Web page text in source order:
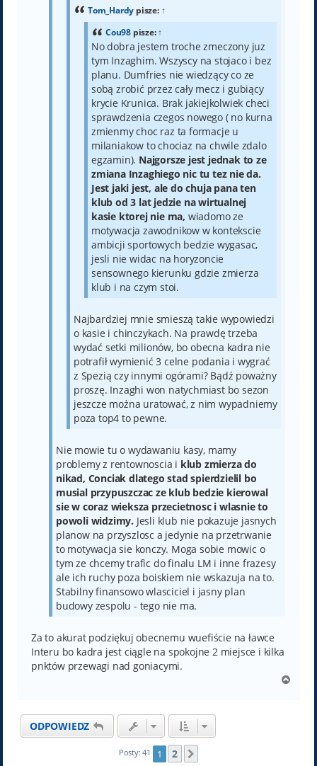
Tom_Hardy pisze: ↑
Cou98pisze:↑
No dobra jestem troche zmeczony juz
tym Inzaghim. Wszyscy na stojaco i bez
planu. Dumfries nie wiedzący co ze
sobą zrobić przez cały mecz i gubiący
krycie Krunica. Brak jakiejkolwiek checi
sprawdzenia czegos nowego ( no kurna
zmienmy choc raz ta formacje u
milaniakow to chociaz na chwile zdalo
egzamin). Najgorsze jest jednak to ze
zmiana Inzaghiego nic tu tez nie da.
Jest jaki jest, ale do chuja pana ten
klub od 3 lat jedzie na wirtualnej
kasie ktorej nie ma, wiadomo ze
motywacja zawodnikow w kontekscie
ambicji sportowych bedzie wygasac,
jesli nie widac na horyzoncie
sensownego kierunku gdzie zmierza
klub i na czym stoi.
Najbardziej mnie smieszą takie wypowiedzi
o kasie i chinczykach. Na prawdę trzeba
wydać setki milionów, bo obecna kadra nie
potrafił wymienić 3 celne podania i wygrać
z Spezią czy innymi ogórami? Bądź poważny
proszę. Inzaghi won natychmiast bo sezon
jeszcze można uratować, z nim wypadniemy
poza top4 to pewne.
Nie mowie tu o wydawaniu kasy, mamy
problemy z rentownoscia i klub zmierza do
nikad, Conciak dlatego stad spierdzielil bo
musial przypuszczac ze klub bedzie kierowal
sie w coraz wieksza przecietnosc i wlasnie to
powoli widzimy. Jesli klub nie pokazuje jasnych
planow na przyszlosc a jedynie na przetrwanie
to motywacja sie konczy. Moga sobie mowic o
tym ze chcemy trafic do finalu LM i inne frazesy
ale ich ruchy poza boiskiem nie wskazuja na to.
Stabilny finansowo wlasciciel i jasny plan
budowy zespolu - tego nie ma.
Za to akurat podziękuj obecnemu wuefiście na ławce
Interu bo kadra jest ciągle na spokojne 2 miejsce i kilka
pnktów przewagi nad goniacymi.
ODPOWIEDZ
Posty: 41 1 2